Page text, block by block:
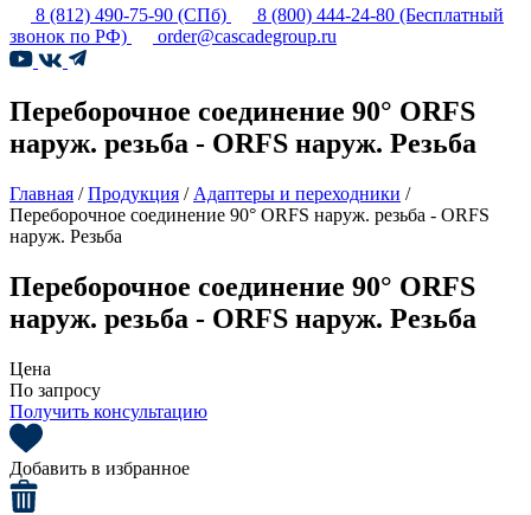
8 (812) 490-75-90 (СПб) 8 (800) 444-24-80 (Бесплатный
звонок по РФ)
order@cascadegroup.ru
Переборочное соединение 90° ORFS
наруж. резьба - ORFS наруж. Резьба
Главная /Продукция / Адаптеры и переходники /
Переборочное соединение 90° ORFS наруж. резьба - ORFS
наруж. Резьба
Переборочное соединение 90° ORFS
наруж. резьба - ORFS наруж. Резьба
Цена
По запросу
Получить консультацию
Добавить в избранное